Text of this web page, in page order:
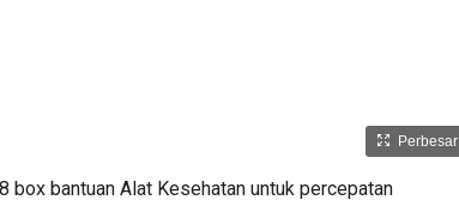
Perbesar
box bantuan Alat Kesehatan untuk percepatan